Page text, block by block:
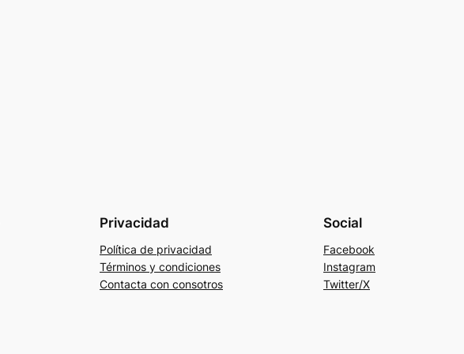
Privacidad
Política de privacidad
Términos y condiciones
Contacta con consotros
Social
Facebook
Instagram
Twitter/X